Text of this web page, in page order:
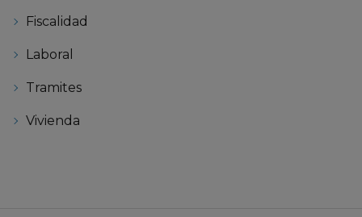
Fiscalidad
Laboral
Tramites
Vivienda